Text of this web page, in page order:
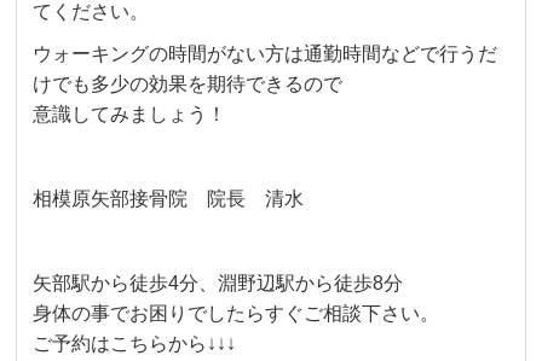
てください。
ウォーキングの時間がない方は通勤時間などで行うだ
けでも多少の効果を期待できるので
意識してみましょう！
相模原矢部接骨院 院長 清水
矢部駅から徒歩4分、淵野辺駅から徒歩8分
身体の事でお困りでしたらすぐご相談下さい。
ご予約はこちらから↓↓↓